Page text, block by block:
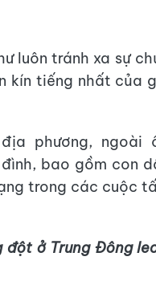
luôn tránh xa sự
kín tiếng nhất của
phương, ngoài
bao gồm con
trong các cuộc
đột ở Trung Đông